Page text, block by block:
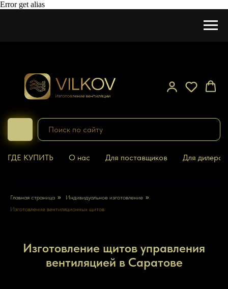
Error get alias
ГДЕ КУПИТЬ О нас Для поставщиков Для дилеров
Главная страница » Индивидуальное изготовление »
Изготовление вентиляционных щитов
Изготовление щитов управления
вентиляцией в Саратове